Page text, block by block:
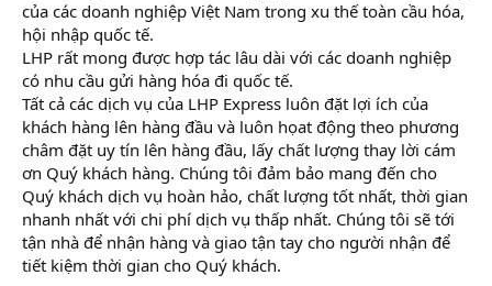
của các doanh nghiệp Việt Nam trong xu thế toàn cầu hóa,
hội nhập quốc tế.
LHP rất mong được hợp tác lâu dài với các doanh nghiệp
có nhu cầu gửi hàng hóa đi quốc tế.
Tất cả các dịch vụ của LHP Express luôn đặt lợi ích của
khách hàng lên hàng đầu và luôn họat động theo phương
châm đặt uy tín lên hàng đầu, lấy chất lượng thay lời cám
ơn Quý khách hàng. Chúng tôi đảm bảo mang đến cho
Quý khách dịch vụ hoàn hảo, chất lượng tốt nhất, thời gian
nhanh nhất với chi phí dịch vụ thấp nhất. Chúng tôi sẽ tới
tận nhà để nhận hàng và giao tận tay cho người nhận để
tiết kiệm thời gian cho Quý khách.